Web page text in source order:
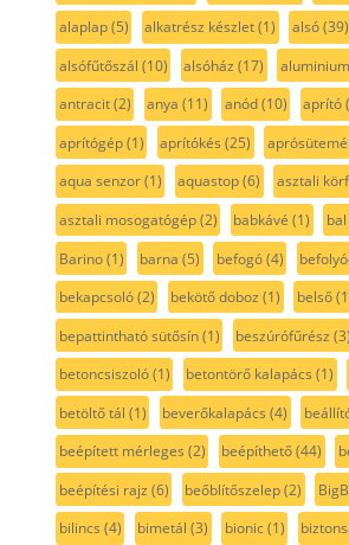
alaplap(5) alkatrész készlet(1) alsó(39)
alsófűtőszál (10) alsóház (17) aluminium
antracit(2) anya (11) anód(10) aprító
aprítógép(1) aprítókés (25)
aqua senzor(1) aquastop(6) asztali
asztali mosogatógép(2) babkávé (1)
Barino(1) barna (5) befogó(4)
bekapcsoló(2) bekötő doboz (1) belső
bepattintható sütősín(1) beszúrófűrész (3)
betoncsiszoló(1) betontörő kalapács (1)
betöltő tál (1) beverőkalapács (4)
beépített mérleges (2) beépíthető(44)
beépítési rajz (6) beőblítőszelep(2)
bilincs (4) bimetál (3) bionic(1)